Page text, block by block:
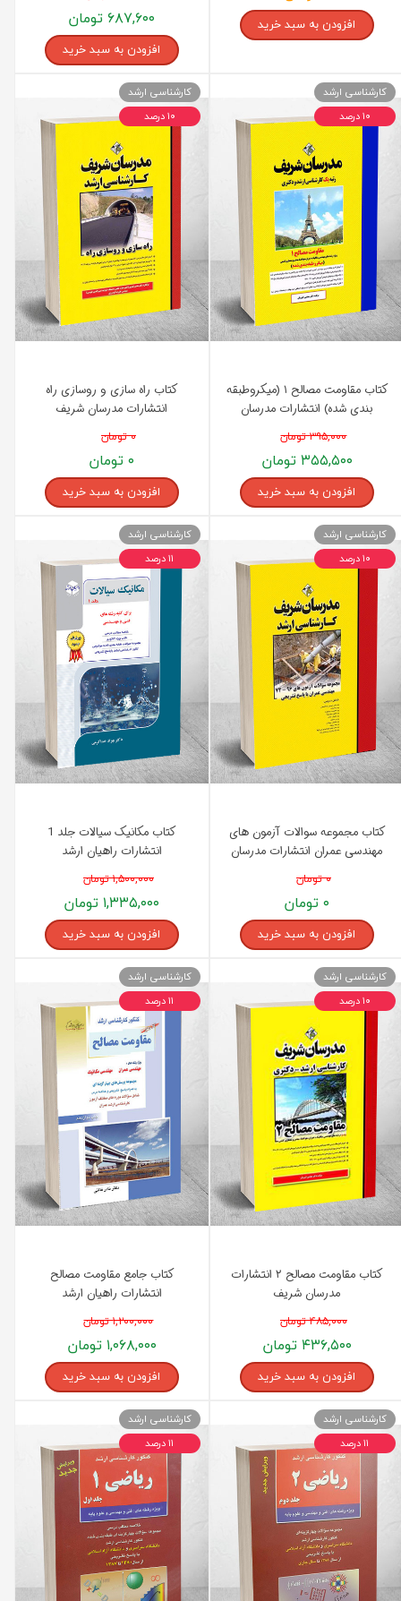
افزودن به سبد خرید ۶۸۷,۶۰۰ تومان
افزودن به سبد خرید
کتاب مقاومت مصالح ۱ (میکروطبقه
بندی شده) انتشارات مدرسان
۳۹۵,۰۰۰ تومان
۳۵۵,۵۰۰ تومان
افزودن به سبد خرید
کارشناسی ارشد
۱۰ درصد
کتاب راه سازی و روسازی راه
انتشارات مدرسان شریف
۰ تومان
۰ تومان
افزودن به سبد خرید
کارشناسی ارشد
۱۰ درصد
کتاب مجموعه سوالات آزمون های
مهندسی عمران انتشارات مدرسان
۰ تومان
۰ تومان
افزودن به سبد خرید
کارشناسی ارشد
۱۰ درصد
کتاب مکانیک سیالات جلد 1
انتشارات راهیان ارشد
۱,۵۰۰,۰۰۰ تومان
۱,۳۳۵,۰۰۰ تومان
افزودن به سبد خرید
کارشناسی ارشد
۱۱ درصد
کتاب مقاومت مصالح ۲ انتشارات
مدرسان شریف
۴۸۵,۰۰۰ تومان
۴۳۶,۵۰۰ تومان
افزودن به سبد خرید
کارشناسی ارشد
۱۰ درصد
کتاب جامع مقاومت مصالح
انتشارات راهیان ارشد
۱,۲۰۰,۰۰۰ تومان
۱,۰۶۸,۰۰۰ تومان
افزودن به سبد خرید
کارشناسی ارشد
۱۱ درصد
کارشناسی ارشد
۱۱ درصد
کارشناسی ارشد
۱۱ درصد